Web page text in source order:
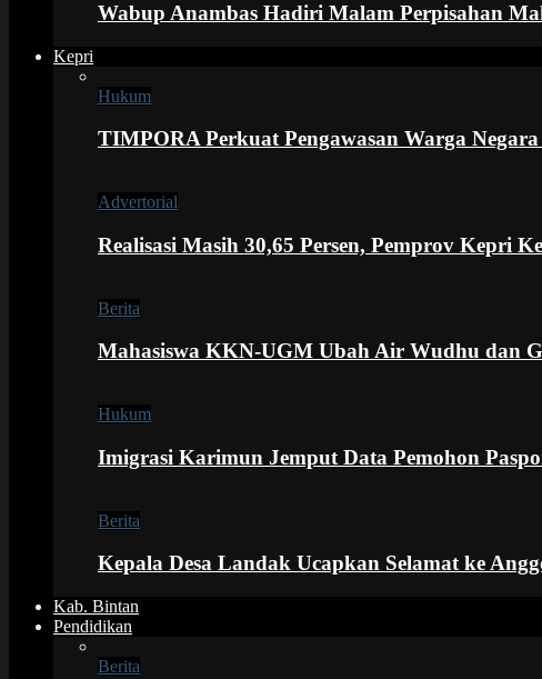
Wabup Anambas Hadiri Malam Perpisahan
Kepri
Hukum
TIMPORA Perkuat Pengawasan Warga Negara
Advertorial
Realisasi Masih 30,65 Persen, Pemprov Kepri
Berita
Mahasiswa KKN-UGM Ubah Air Wudhu dan
Hukum
Imigrasi Karimun Jemput Data Pemohon
Berita
Kepala Desa Landak Ucapkan Selamat ke
Kab. Bintan
Pendidikan
Berita